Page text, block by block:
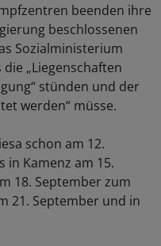
beenden ihre
beschlossenen
Sozialministerium
„Liegenschaften
stünden und der
werden“ müsse.
schon am 12.
in Kamenz am 15.
18. September zum
21. September und in